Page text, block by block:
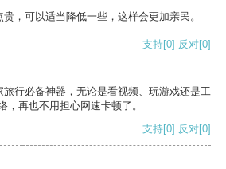
，可以适当降低一些，这样会更加亲民。
支持[0] 反对[0]
行必备神器，无论是看视频、玩游戏还是工
，再也不用担心网速卡顿了。
支持[0] 反对[0]